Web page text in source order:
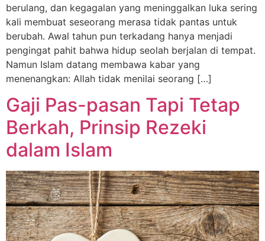
berulang, dan kegagalan yang meninggalkan luka sering
kali membuat seseorang merasa tidak pantas untuk
berubah. Awal tahun pun terkadang hanya menjadi
pengingat pahit bahwa hidup seolah berjalan di tempat.
Namun Islam datang membawa kabar yang
menenangkan: Allah tidak menilai seorang […]
Gaji Pas-pasan Tapi Tetap
Berkah, Prinsip Rezeki
dalam Islam